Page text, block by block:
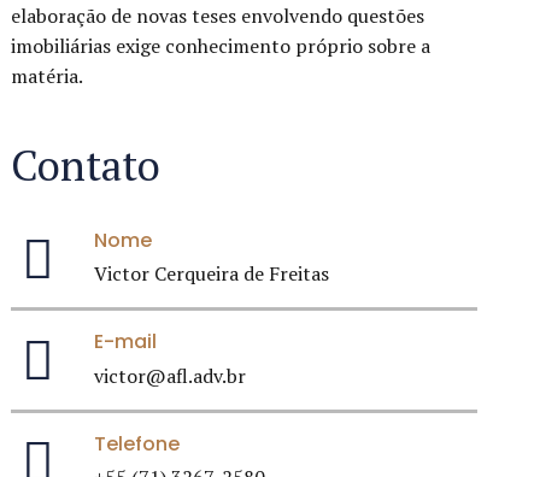
elaboração de novas teses envolvendo questões
imobiliárias exige conhecimento próprio sobre a
matéria.
Contato
Nome
Victor Cerqueira de Freitas
E-mail
victor@afl.adv.br
Telefone